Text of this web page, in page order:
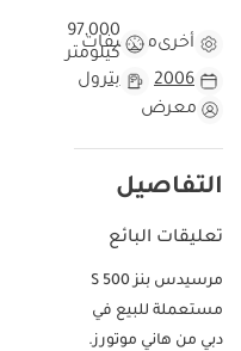
أخرىمواصفات
97,000
كيلومتر
2006
بترول
معرض
التفاصيل
تعليقات البائع
مرسيدس بنز S 500
مستعملة للبيع في
دبي من هاني موتورز.